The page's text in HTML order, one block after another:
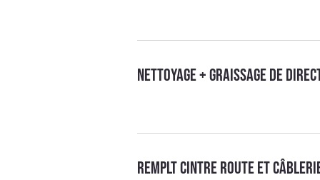
Nettoyage + graissage de
Remplt cintre route et